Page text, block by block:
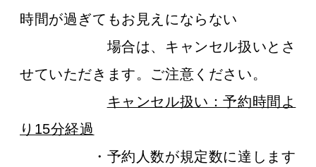
時間が過ぎてもお見えにならない
場合は、キャンセル扱いとさ
せていただきます。ご注意ください。
キャンセル扱い：予約時間よ
り15分経過
・予約人数が規定数に達します